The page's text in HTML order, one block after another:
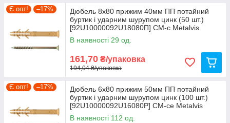
Є опт! –17%
Дюбель 8х80 прижим 40мм ПП потайний
буртик і ударним шурупом цинк (50 шт.)
[92U10000092U18080П] CM-c Metalvis
В наявності 29 од.
161,70 ₴/упаковка
194,04 ₴/упаковка
Є опт! –17%
Дюбель 6х80 прижим 50мм ПП потайний
буртик і ударним шурупом цинк (100 шт.)
[92U10000092U16080Р] CM-ce Metalvis
В наявності 112 од.